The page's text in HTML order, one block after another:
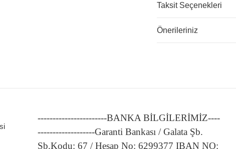
Taksit Seçenekleri
Önerileriniz
-----------------------BANKA BİLGİLERİMİZ----
-------------------Garanti Bankası / Galata Şb.
Şb.Kodu: 67 / Hesap No: 6299377 IBAN NO: